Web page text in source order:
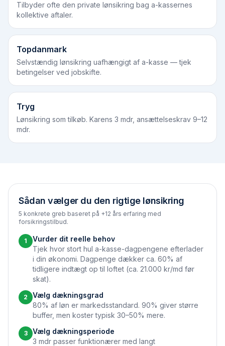
Tilbyder ofte den private lønsikring bag a-kassernes
kollektive aftaler.
Topdanmark
Selvstændig lønsikring uafhængigt af a-kasse — tjek
betingelser ved jobskifte.
Tryg
Lønsikring som tilkøb. Karens 3 mdr, ansættelseskrav 9–12
mdr.
Sådan vælger du den rigtige lønsikring
5 konkrete greb baseret på +12 års erfaring med
forsikringstilbud.
1
Vurder dit reelle behov
Tjek hvor stort hul a-kasse-dagpengene efterlader
i din økonomi. Dagpenge dækker ca. 60% af
tidligere indtægt op til loftet (ca. 21.000 kr/md før
skat).
2
Vælg dækningsgrad
80% af løn er markedsstandard. 90% giver større
buffer, men koster typisk 30–50% mere.
3
Vælg dækningsperiode
3 mdr passer funktionærer med langt